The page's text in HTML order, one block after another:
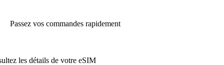
Passez vos commandes rapidement
les détails de votre eSIM